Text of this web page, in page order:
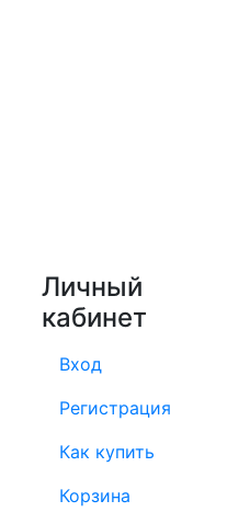
Личный
кабинет
Вход
Регистрация
Как купить
Корзина